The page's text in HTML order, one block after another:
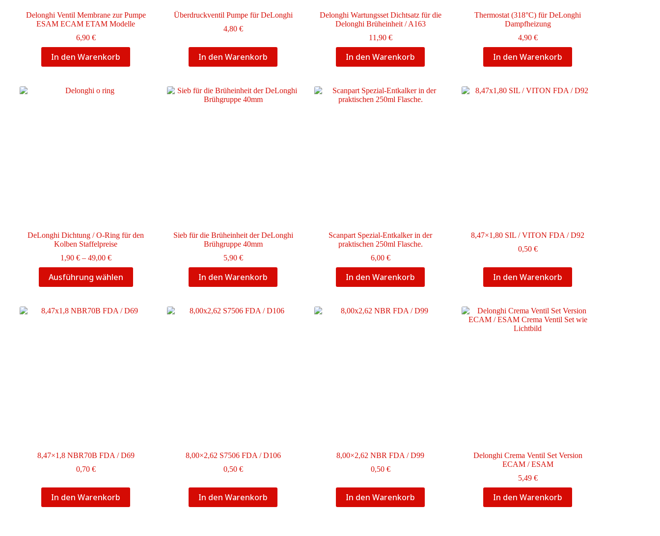
Delonghi Ventil Membrane zur Pumpe
ESAM ECAM ETAM Modelle
6,90 €
In den Warenkorb
Überdruckventil Pumpe für DeLonghi
4,80 €
In den Warenkorb
Delonghi Wartungsset Dichtsatz für die
Delonghi Brüheinheit / A163
11,90 €
In den Warenkorb
Thermostat (318°C) für DeLonghi
Dampfheizung
4,90 €
In den Warenkorb
DeLonghi Dichtung / O-Ring für den
Kolben Staffelpreise
1,90 € – 49,00 €Preisspanne:
1,90 €
bis
Ausführung wählen
Produkt
weist
Varianten
auf.
Sieb für die Brüheinheit der DeLonghi
Brühgruppe 40mm
5,90 €
In den Warenkorb
Scanpart Spezial-Entkalker in der
praktischen 250ml Flasche.
6,00 €
In den Warenkorb
8,47×1,80 SIL / VITON FDA / D92
0,50 €
In den Warenkorb
8,47×1,8 NBR70B FDA / D69
0,70 €
In den Warenkorb
8,00×2,62 S7506 FDA / D106
0,50 €
In den Warenkorb
8,00×2,62 NBR FDA / D99
0,50 €
In den Warenkorb
Delonghi Crema Ventil Set Version
ECAM / ESAM
5,49 €
In den Warenkorb